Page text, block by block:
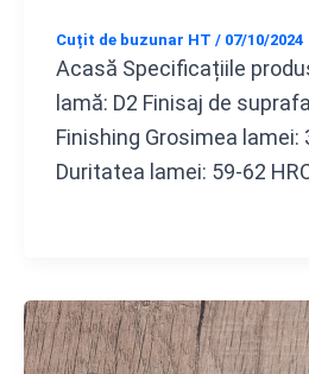
Cuțit de buzunar HT / 07/10/2024
Acasă Specificațiile
lamă: D2 Finisaj de
Finishing Grosimea lamei:
Duritatea lamei: 59-62